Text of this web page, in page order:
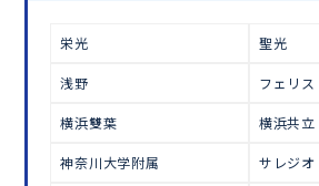
栄光 聖光
浅野 フェリス
横浜雙葉 横浜共立
神奈川大学附属 サレジオ